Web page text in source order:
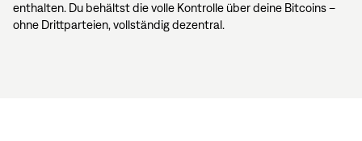
enthalten. Du behältst die volle Kontrolle über deine Bitcoins –
ohne Drittparteien, vollständig dezentral.